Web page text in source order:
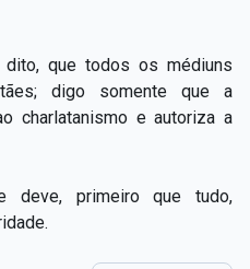
que todos os médiuns
digo somente que a
charlatanismo e autoriza a
deve, primeiro que tudo,